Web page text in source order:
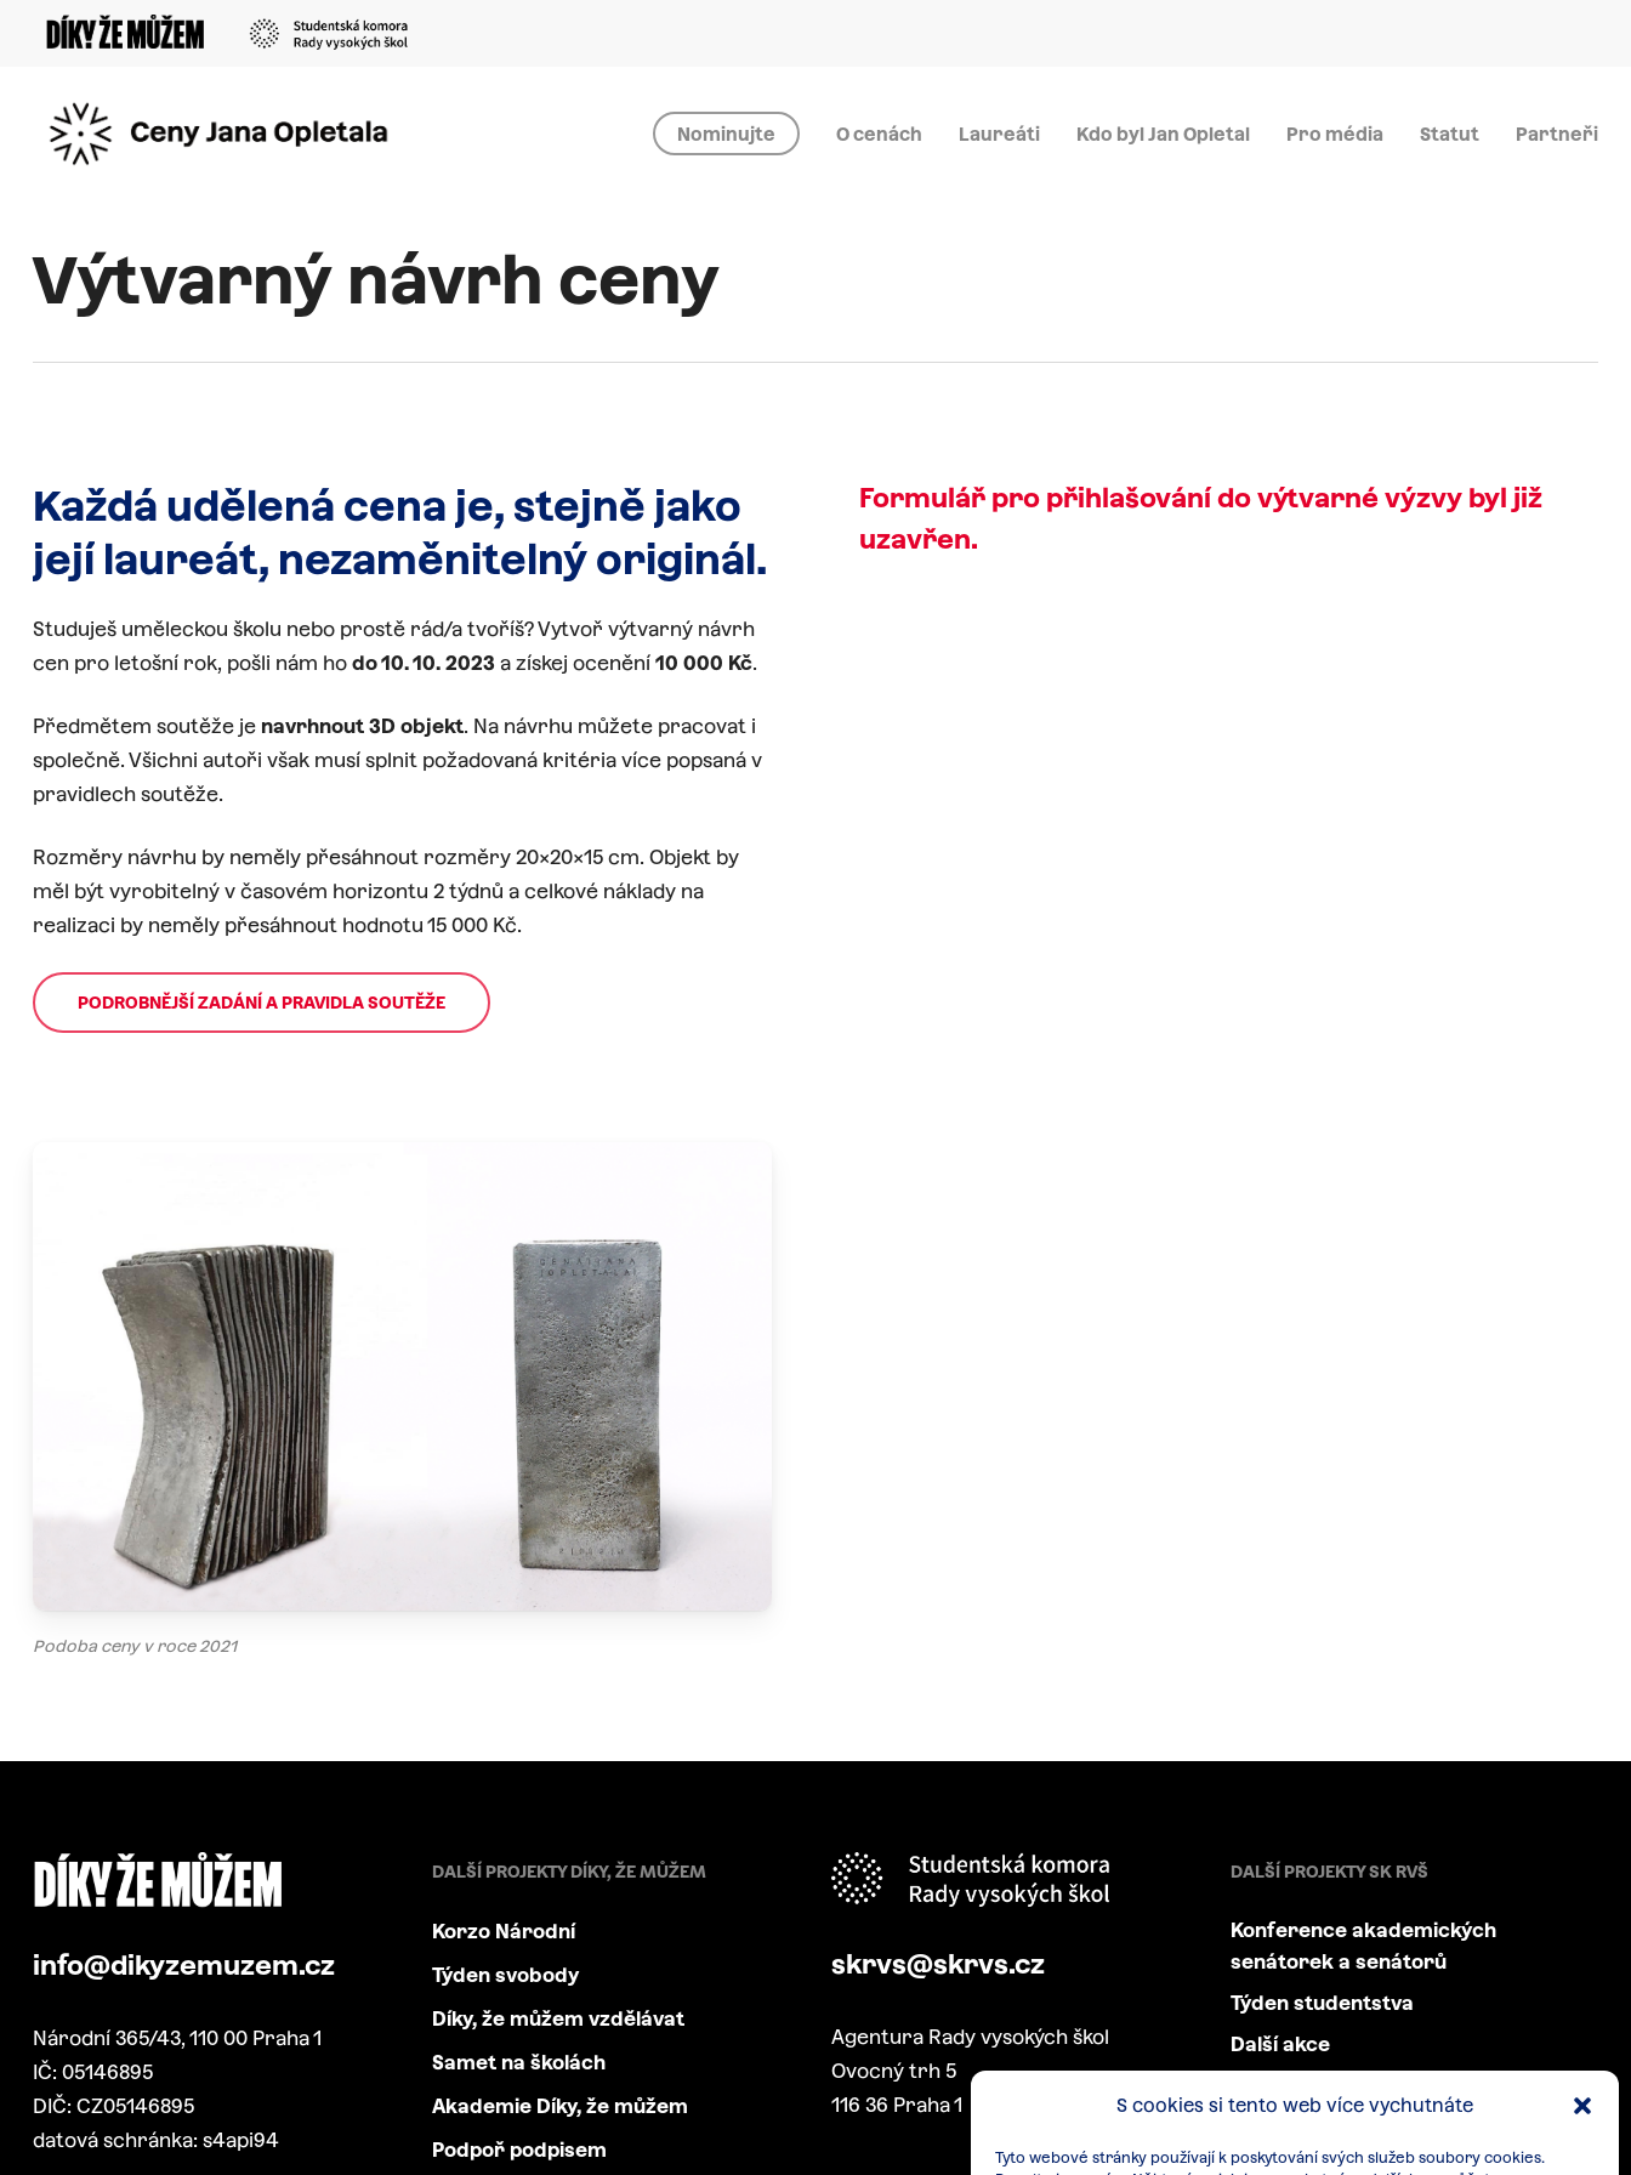
S cookies si tento web více vychutnáte
Tyto webové stránky používají k poskytování svých služeb soubory cookies.
content
Nominujte O cenách Laureáti Kdo byl Jan Opletal Pro média Statut Partneři
Výtvarný návrh ceny
Každá udělená cena je, stejně jako
její laureát, nezaměnitelný originál.
Studuješ uměleckou školu nebo prostě rád/a tvoříš? Vytvoř výtvarný návrh
cen pro letošní rok, pošli nám hodo 10. 10. 2023 a získej ocenění10 000 Kč.
Předmětem soutěže je navrhnout 3D objekt. Na návrhu můžete pracovat i
společně. Všichni autoři však musí splnit požadovaná kritéria více popsaná v
pravidlech soutěže.
Rozměry návrhu by neměly přesáhnout rozměry 20x20x15 cm. Objekt by
měl být vyrobitelný v časovém horizontu 2 týdnů a celkové náklady na
realizaci by neměly přesáhnout hodnotu 15 000 Kč.
PODROBNĚJŠÍ ZADÁNÍ A PRAVIDLA SOUTĚŽE
Podoba ceny v roce 2021
Formulář pro přihlašování do výtvarné výzvy byl již
uzavřen.
info@dikyzemuzem.cz
Národní 365/43, 110 00 Praha 1
IČ: 05146895
DIČ: CZ05146895
datová schránka: s4api94
DALŠÍ PROJEKTY DÍKY, ŽE MŮŽEM
Korzo Národní
Týden svobody
Díky, že můžem vzdělávat
Samet na školách
Akademie Díky, že můžem
Podpoř podpisem
skrvs@skrvs.cz
Agentura Rady vysokých škol
Ovocný trh 5
116 36 Praha 1
DALŠÍ PROJEKTY SK RVŠ
Konference akademických
senátorek a senátorů
Týden studentstva
Další akce